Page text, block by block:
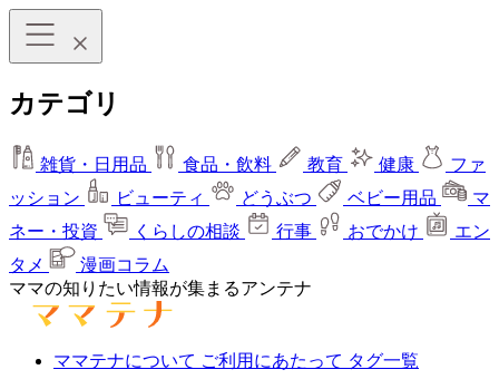
カテゴリ
雑貨・日用品 食品・飲料 教育 健康
ファ
ッション
ビューティ どうぶつ ベビー用品
マ
ネー・投資
くらしの相談 行事 おでかけ
エン
タメ
漫画コラム
ママの知りたい情報が集まるアンテナ
ママテナについて ご利用にあたって タグ一覧